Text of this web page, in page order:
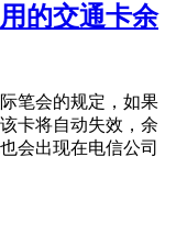
的交通卡余
笔会的规定，如果
卡将自动失效，余
会出现在电信公司